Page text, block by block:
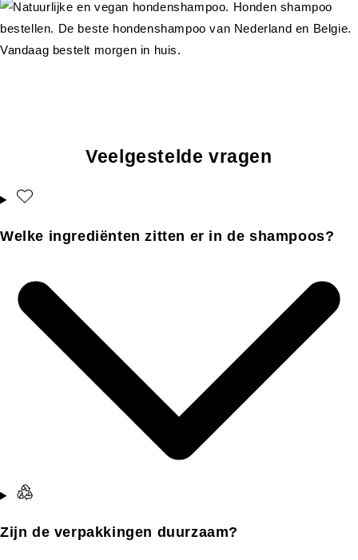
Veelgestelde vragen
Welke ingrediënten zitten er in de shampoos?
Zijn de verpakkingen duurzaam?